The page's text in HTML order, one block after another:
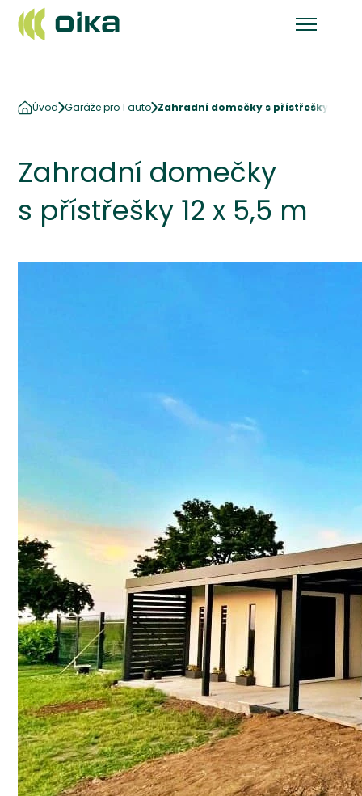
Úvod Garáže pro 1 auto Zahradní domečky s přístřešky 12 x
Zahradní domečky
s přístřešky 12 x 5,5 m